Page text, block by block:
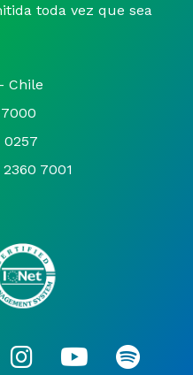
toda vez que sea
Chile
0257
7001